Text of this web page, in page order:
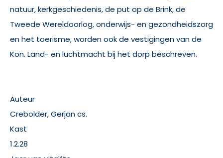
natuur, kerkgeschiedenis, de put op de Brink, de
Tweede Wereldoorlog, onderwijs- en gezondheidszorg
en het toerisme, worden ook de vestigingen van de
Kon. Land- en luchtmacht bij het dorp beschreven.
Auteur
Crebolder, Gerjan cs.
Kast
1.2.28